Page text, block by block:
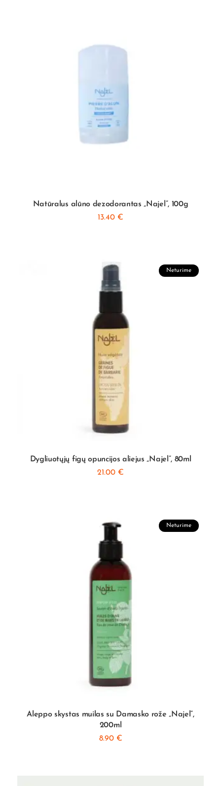
Natūralus alūno dezodorantas „Najel”, 100g
13.40 €
Neturime
Dygliuotųjų figų opuncijos aliejus „Najel”, 80ml
21.00 €
Neturime
Aleppo skystas muilas su Damasko rože „Najel”,
200ml
8.90 €